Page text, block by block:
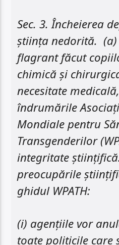
Sec. 3. Încheierea
știința nedorită.
flagrant făcut
chimică și
necesitate
îndrumările
Mondiale pentru
Transgenderilor
integritate
preocupările
ghidul WPATH:
(i) agențiile vor
toate politicile care